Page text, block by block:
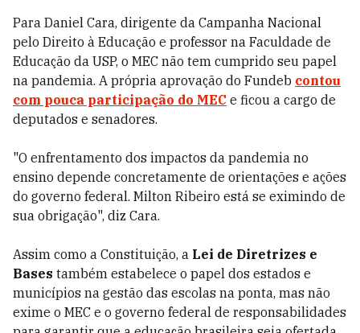
Para Daniel Cara, dirigente da Campanha Nacional
pelo Direito à Educação e professor na Faculdade de
Educação da USP, o MEC não tem cumprido seu papel
na pandemia. A própria aprovação do Fundeb contou
com pouca participação do MEC e ficou a cargo de
deputados e senadores.
"O enfrentamento dos impactos da pandemia no
ensino depende concretamente de orientações e ações
do governo federal. Milton Ribeiro está se eximindo de
sua obrigação", diz Cara.
Assim como a Constituição, a Lei de Diretrizes e
Bases também estabelece o papel dos estados e
municípios na gestão das escolas na ponta, mas não
exime o MEC e o governo federal de responsabilidades